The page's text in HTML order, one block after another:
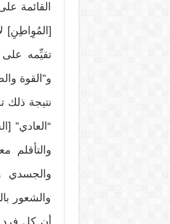
القائمة
[المُوِاطِنِ]
تقيِّمه على
و”القوة
نتيجة ذلك
“العادي”
والتأقلم
والجسدي
والشعور
أن كل